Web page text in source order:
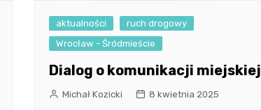
aktualności
ruch drogowy
Wrocław - Śródmieście
Dialog o komunikacji miejskiej
Michał Kozicki 8 kwietnia 2025